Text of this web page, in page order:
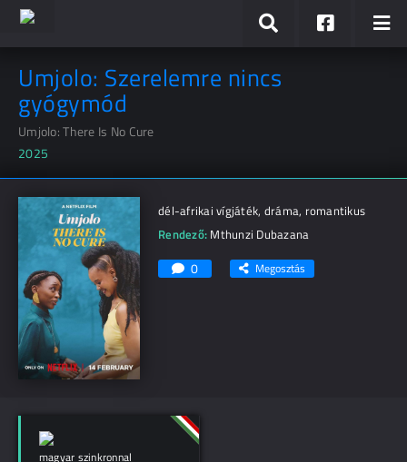
Umjolo: Szerelemre nincs
gyógymód
Umjolo: There Is No Cure
2025
dél-afrikai vígjáték, dráma, romantikus
Rendező: Mthunzi Dubazana
0 Megosztás
magyar szinkronnal